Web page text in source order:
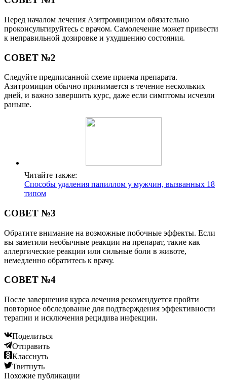
Перед началом лечения Азитромицином обязательно
проконсультируйтесь с врачом. Самолечение может привести
к неправильной дозировке и ухудшению состояния.
СОВЕТ №2
Следуйте предписанной схеме приема препарата.
Азитромицин обычно принимается в течение нескольких
дней, и важно завершить курс, даже если симптомы исчезли
раньше.
Читайте также:
Способы удаления папиллом у мужчин, вызванных 18
типом
СОВЕТ №3
Обратите внимание на возможные побочные эффекты. Если
вы заметили необычные реакции на препарат, такие как
аллергические реакции или сильные боли в животе,
немедленно обратитесь к врачу.
СОВЕТ №4
После завершения курса лечения рекомендуется пройти
повторное обследование для подтверждения эффективности
терапии и исключения рецидива инфекции.
Поделиться
Отправить
Класснуть
Твитнуть
Похожие публикации